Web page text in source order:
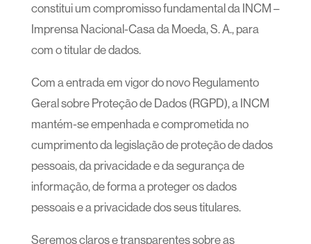
constitui um compromisso fundamental da INCM –
Imprensa Nacional-Casa da Moeda, S. A., para
com o titular de dados.
Com a entrada em vigor do novo Regulamento
Geral sobre Proteção de Dados (RGPD), a INCM
mantém-se empenhada e comprometida no
cumprimento da legislação de proteção de dados
pessoais, da privacidade e da segurança de
informação, de forma a proteger os dados
pessoais e a privacidade dos seus titulares.
Seremos claros e transparentes sobre as